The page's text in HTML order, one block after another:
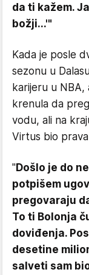
da ti kažem.
božji...'"
Kada je posle
sezonu u
karijeru u NBA,
krenula da
vodu, ali na
Virtus bio
"Došlo je do
potpišem
pregovaraju
To ti Bolonja
doviđenja.
desetine
salveti sam